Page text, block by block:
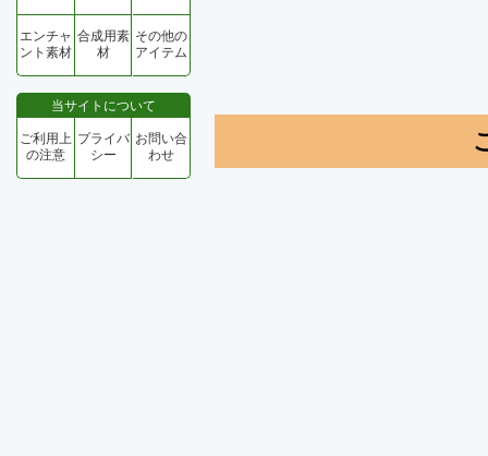
エンチャ
ント素材
合成用素
材
その他の
アイテム
当サイトについて
ご利用上
の注意
プライバ
シー
お問い合
わせ